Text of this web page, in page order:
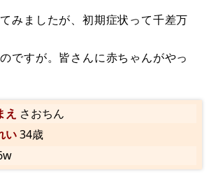
みましたが、初期症状って千差万
ですが。皆さんに赤ちゃんがやっ
え さおちん
い34歳